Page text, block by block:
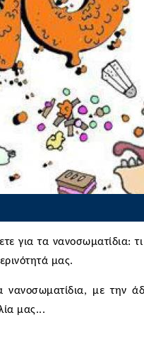
για τα νανοσωματίδια:
μας.
νανοσωματίδια, με την
μας...